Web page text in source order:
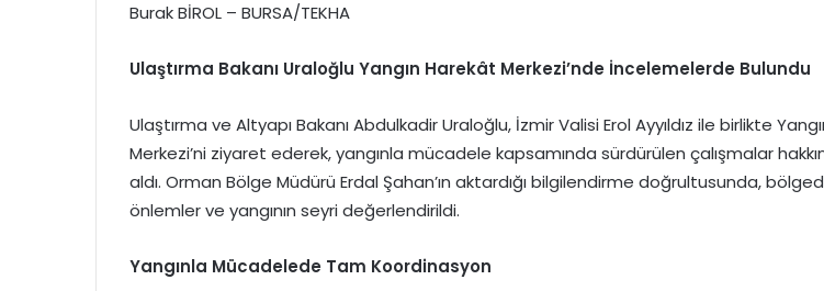
Burak BİROL – BURSA/TEKHA
Ulaştırma Bakanı Uraloğlu Yangın Harekât Merkezi’nde İncelemelerde Bulundu
Ulaştırma ve Altyapı Bakanı Abdulkadir Uraloğlu, İzmir Valisi Erol Ayyıldız ile birlikte
Merkezi’ni ziyaret ederek, yangınla mücadele kapsamında sürdürülen çalışmalar
aldı. Orman Bölge Müdürü Erdal Şahan’ın aktardığı bilgilendirme doğrultusunda,
önlemler ve yangının seyri değerlendirildi.
Yangınla Mücadelede Tam Koordinasyon